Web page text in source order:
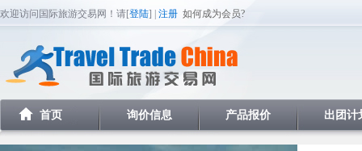
欢迎访问国际旅游交易网！请[登陆] | 注册 如何成为会员?
首页 询价信息 产品报价 出团计